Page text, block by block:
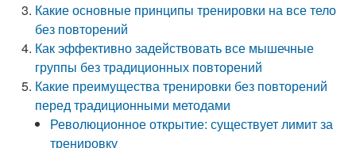
Какие основные принципы тренировки на все тело
без повторений
Как эффективно задействовать все мышечные
группы без традиционных повторений
Какие преимущества тренировки без повторений
перед традиционными методами
Революционное открытие: существует лимит за
тренировку